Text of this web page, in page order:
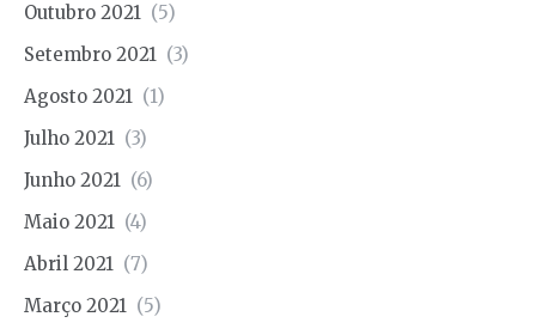
Outubro 2021 (5)
Setembro 2021 (3)
Agosto 2021 (1)
Julho 2021 (3)
Junho 2021 (6)
Maio 2021 (4)
Abril 2021 (7)
Março 2021 (5)